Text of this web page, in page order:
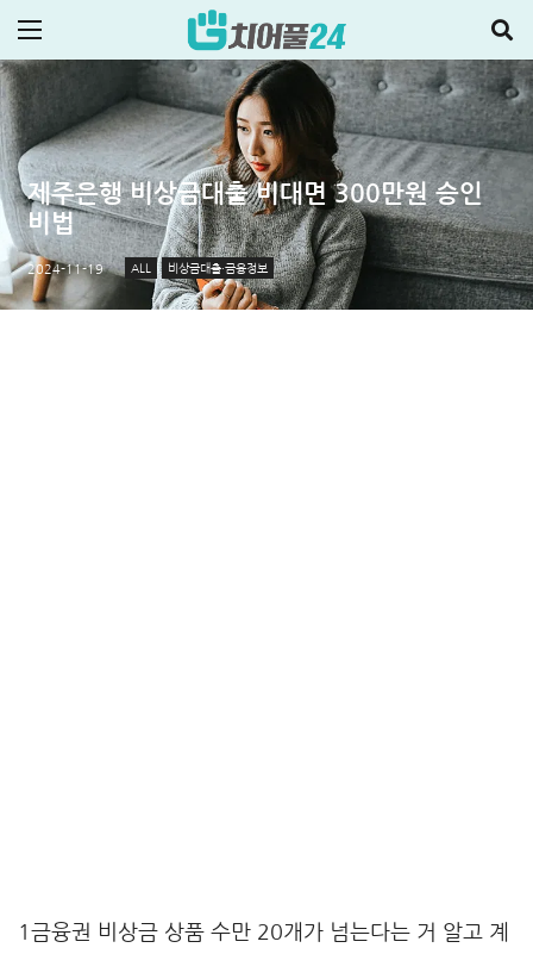
제주은행 비상금대출 비대면 300만원 승인
비법
2024-11-19 ALL 비상금대출·금융정보
1금융권 비상금 상품 수만 20개가 넘는다는 거 알고 계